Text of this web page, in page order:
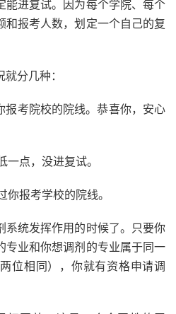
能进复试。因为每个学院、每个
和报考人数，划定一个自己的复
分几种：
报考院校的院线。恭喜你，安心
点，没进复试。
报考学校的院线。
系统发挥作用的时候了。只要你
专业和你想调剂的专业属于同一
位相同），你就有资格申请调